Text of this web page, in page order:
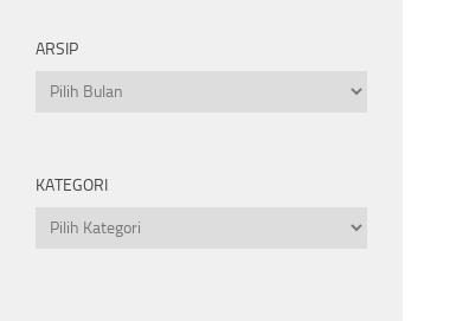
ARSIP
Arsip
KATEGORI
Kategori